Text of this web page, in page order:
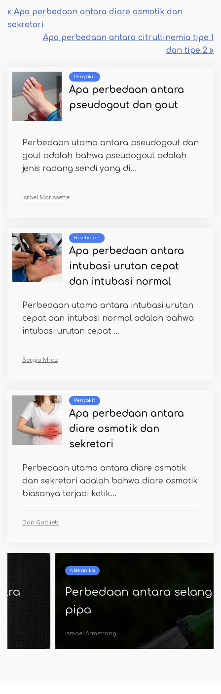
« Apa perbedaan antara diare osmotik dan
sekretori
Apa perbedaan antara citrullinemia tipe I
dan tipe 2 »
Penyakit
Apa perbedaan antara
pseudogout dan gout
Perbedaan utama antara pseudogout dan
gout adalah bahwa pseudogout adalah
jenis radang sendi yang di...
Israel Morissette
Kesehatan
Apa perbedaan antara
intubasi urutan cepat
dan intubasi normal
Perbedaan utama antara intubasi urutan
cepat dan intubasi normal adalah bahwa
intubasi urutan cepat ...
Sergio Mraz
Penyakit
Apa perbedaan antara
diare osmotik dan
sekretori
Perbedaan utama antara diare osmotik
dan sekretori adalah bahwa diare osmotik
biasanya terjadi ketik...
Don Gottlieb
Mekanika
Perbedaan antara selang dan
pipa
Ismael Armstrong